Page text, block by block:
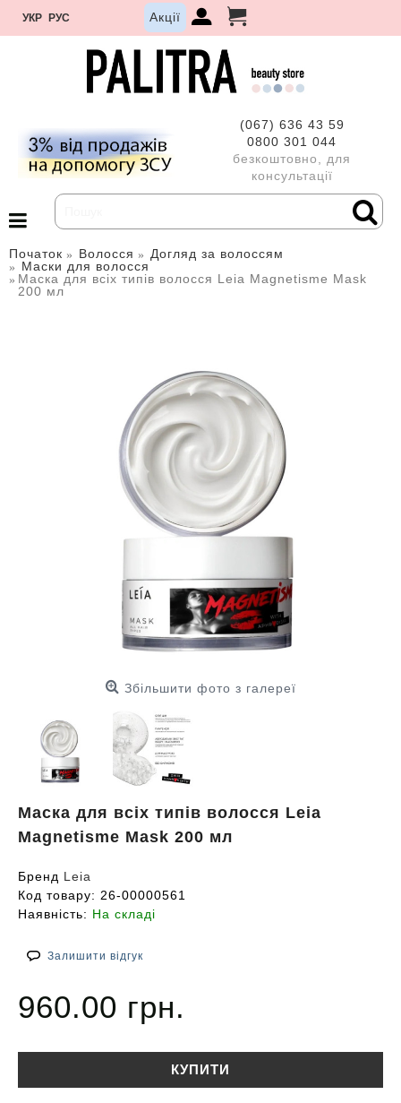
УКР РУС Акції
(067) 636 43 59
0800 301 044
безкоштовно, для
консультації
Початок Волосся
Догляд за волоссям
Маски для волосся
Маска для всіх типів волосся Leia Magnetisme Mask
200 мл
Збільшити фото з галереї
Маска для всіх типів волосся Leia
Magnetisme Mask 200 мл
Бренд Leia
Код товару: 26-00000561
Наявність: На складі
Залишити відгук
960.00 грн.
КУПИТИ